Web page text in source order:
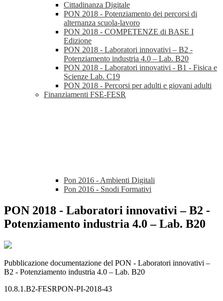
Cittadinanza Digitale
PON 2018 - Potenziamento dei percorsi di
alternanza scuola-lavoro
PON 2018 - COMPETENZE di BASE I
Edizione
PON 2018 - Laboratori innovativi – B2 -
Potenziamento industria 4.0 – Lab. B20
PON 2018 - Laboratori innovativi - B1 - Fisica e
Scienze Lab. C19
PON 2018 - Percorsi per adulti e giovani adulti
Finanziamenti FSE-FESR
Pon 2016 - Ambienti Digitali
Pon 2016 - Snodi Formativi
PON 2018 - Laboratori innovativi – B2 -
Potenziamento industria 4.0 – Lab. B20
Pubblicazione documentazione del PON - Laboratori innovativi –
B2 - Potenziamento industria 4.0 – Lab. B20
10.8.1.B2-FESRPON-PI-2018-43